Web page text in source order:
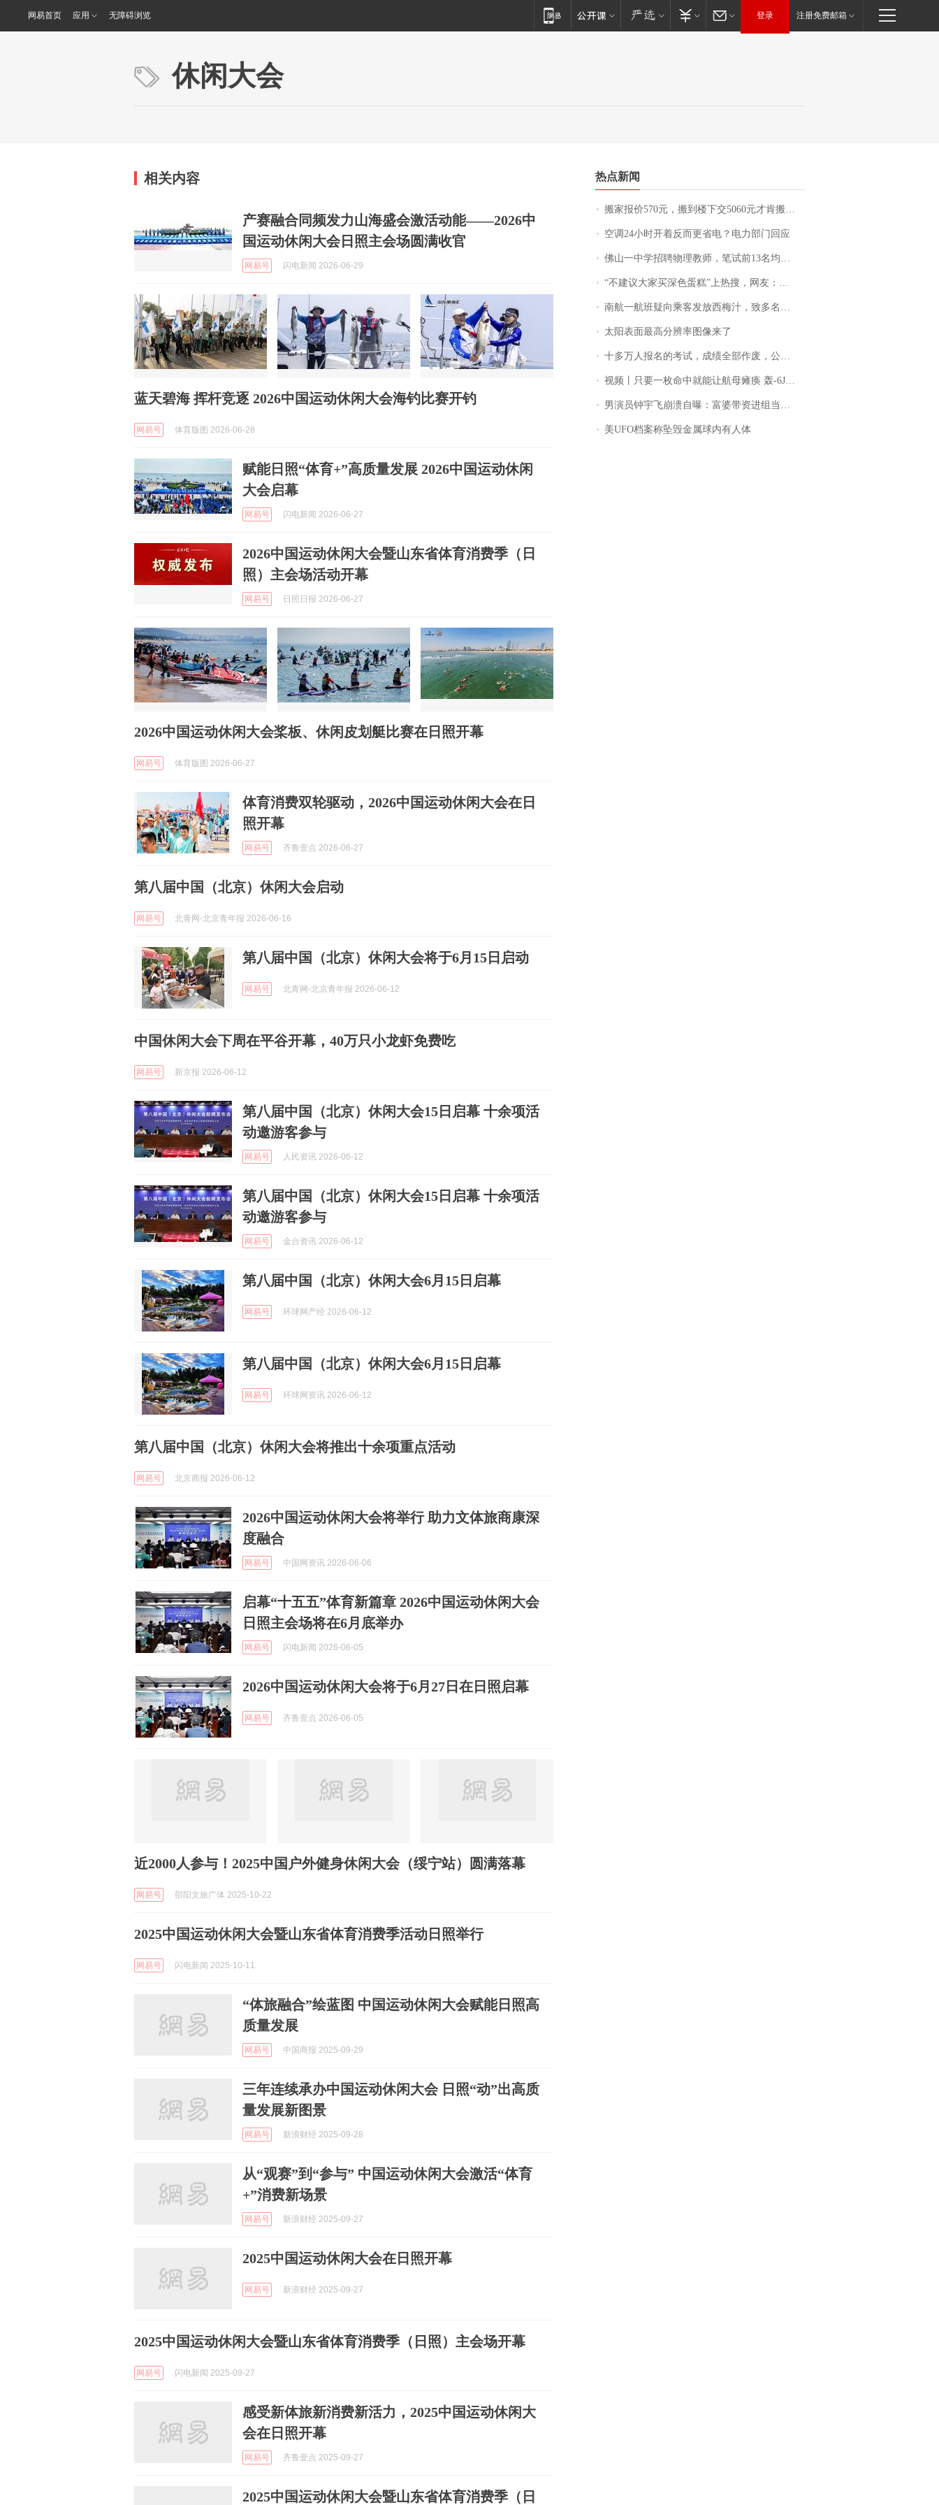
网易首页 应用 无障碍浏览 登录 注册免费邮箱
休闲大会
相关内容
产赛融合同频发力山海盛会激活动能——2026中
国运动休闲大会日照主会场圆满收官
网易号 闪电新闻 2026-06-29
蓝天碧海 挥杆竞逐 2026中国运动休闲大会海钓比赛开钓
网易号 体育版图 2026-06-28
赋能日照‌“体育+”高质量发展 2026中国运动休闲
大会启幕
网易号 闪电新闻 2026-06-27
2026中国运动休闲大会暨山东省体育消费季（日
照）主会场活动开幕
网易号 日照日报 2026-06-27
2026中国运动休闲大会桨板、休闲皮划艇比赛在日照开幕
网易号 体育版图 2026-06-27
体育消费双轮驱动，2026中国运动休闲大会在日
照开幕
网易号 齐鲁壹点 2026-06-27
第八届中国（北京）休闲大会启动
网易号 北青网-北京青年报 2026-06-16
第八届中国（北京）休闲大会将于6月15日启动
网易号 北青网-北京青年报 2026-06-12
中国休闲大会下周在平谷开幕，40万只小龙虾免费吃
网易号 新京报 2026-06-12
第八届中国（北京）休闲大会15日启幕 十余项活
动邀游客参与
网易号 人民资讯 2026-06-12
第八届中国（北京）休闲大会15日启幕 十余项活
动邀游客参与
网易号 金台资讯 2026-06-12
第八届中国（北京）休闲大会6月15日启幕
网易号 环球网产经 2026-06-12
第八届中国（北京）休闲大会6月15日启幕
网易号 环球网资讯 2026-06-12
第八届中国（北京）休闲大会将推出十余项重点活动
网易号 北京商报 2026-06-12
2026中国运动休闲大会将举行 助力文体旅商康深
度融合
网易号 中国网资讯 2026-06-06
启幕“十五五”体育新篇章 2026中国运动休闲大会
日照主会场将在6月底举办
网易号 闪电新闻 2026-06-05
2026中国运动休闲大会将于6月27日在日照启幕
网易号 齐鲁壹点 2026-06-05
近2000人参与！2025中国户外健身休闲大会（绥宁站）圆满落幕
网易号 邵阳文旅广体 2025-10-22
2025中国运动休闲大会暨山东省体育消费季活动日照举行
网易号 闪电新闻 2025-10-11
“体旅融合”绘蓝图 中国运动休闲大会赋能日照高
质量发展
网易号 中国商报 2025-09-29
三年连续承办中国运动休闲大会 日照“动”出高质
量发展新图景
网易号 新浪财经 2025-09-28
从“观赛”到“参与” 中国运动休闲大会激活“体育
+”消费新场景
网易号 新浪财经 2025-09-27
2025中国运动休闲大会在日照开幕
网易号 新浪财经 2025-09-27
2025中国运动休闲大会暨山东省体育消费季（日照）主会场开幕
网易号 闪电新闻 2025-09-27
感受新体旅新消费新活力，2025中国运动休闲大
会在日照开幕
网易号 齐鲁壹点 2025-09-27
2025中国运动休闲大会暨山东省体育消费季（日
热点新闻
搬家报价570元，搬到楼下交5060元才肯搬上楼！女子傻眼了……
空调24小时开着反而更省电？电力部门回应
佛山一中学招聘物理教师，笔试前13名均遭淘汰？教育局：已叫停招聘，成立调查组全面核查
“不建议大家买深色蛋糕”上热搜，网友：天塌了！
南航一航班疑向乘客发放西梅汁，致多名乘客在飞行途中排队上厕所！乘客：机上100多人只有2个厕所；客服回应：并非每架飞机都会发放西梅汁
太阳表面最高分辨率图像来了
十多万人报名的考试，成绩全部作废，公平么？
视频丨只要一枚命中就能让航母瘫痪 轰-6J实力有多强？
男演员钟宇飞崩溃自曝：富婆带资进组当女主角，50多集短剧强加60余场吻戏......不敢得罪只能强忍
美UFO档案称坠毁金属球内有人体